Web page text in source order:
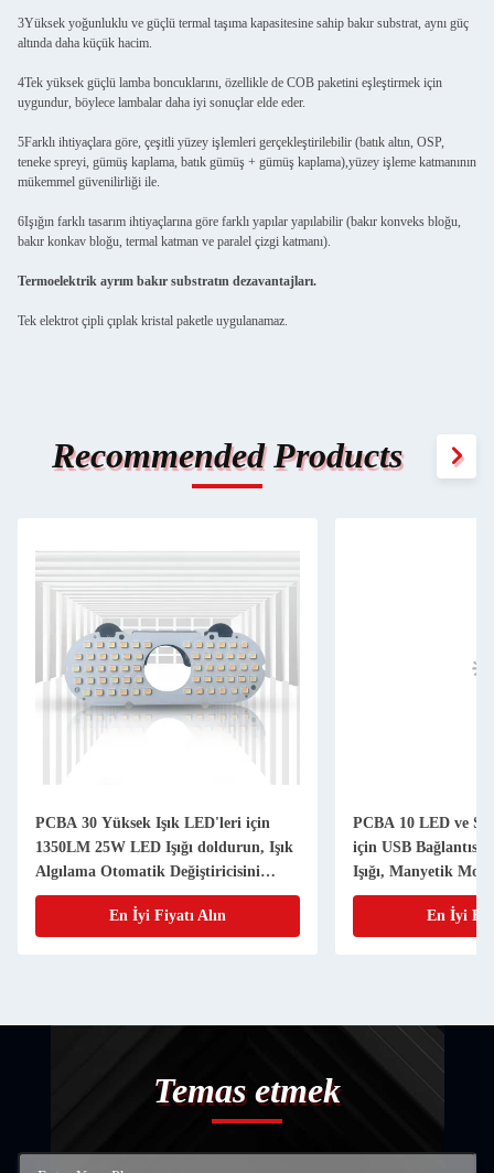
3Yüksek yoğunluklu ve güçlü termal taşıma kapasitesine sahip bakır substrat, aynı güç
altında daha küçük hacim.
4Tek yüksek güçlü lamba boncuklarını, özellikle de COB paketini eşleştirmek için
uygundur, böylece lambalar daha iyi sonuçlar elde eder.
5Farklı ihtiyaçlara göre, çeşitli yüzey işlemleri gerçekleştirilebilir (batık altın, OSP,
teneke spreyi, gümüş kaplama, batık gümüş + gümüş kaplama),yüzey işleme katmanının
mükemmel güvenilirliği ile.
6Işığın farklı tasarım ihtiyaçlarına göre farklı yapılar yapılabilir (bakır konveks bloğu,
bakır konkav bloğu, termal katman ve paralel çizgi katmanı).
Termoelektrik ayrım bakır substratın dezavantajları.
Tek elektrot çipli çıplak kristal paketle uygulanamaz.
Recommended Products
PCBA 30 Yüksek Işık LED'leri için
1350LM 25W LED Işığı doldurun, Işık
Algılama Otomatik Değiştiricisini
Destekleyin
En İyi Fiyatı Alın
PCBA 10 LED ve
için USB Bağlantısı
Işığı, Manyetik
En İyi
Temas etmek